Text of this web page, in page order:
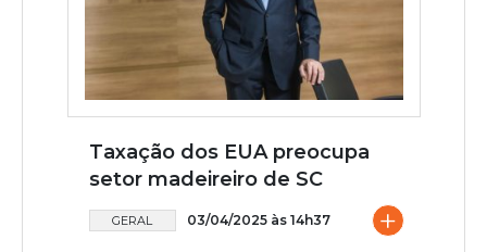
Taxação dos EUA preocupa
setor madeireiro de SC
GERAL 03/04/2025 às 14h37 +